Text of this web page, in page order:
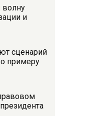
волну
и
сценарий
примеру